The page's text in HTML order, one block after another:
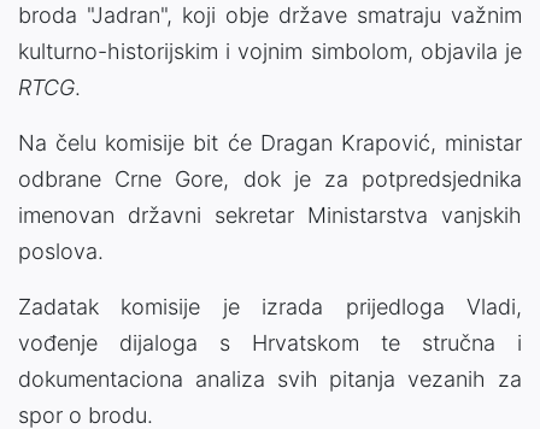
broda "Jadran", koji obje države smatraju važnim
kulturno-historijskim i vojnim simbolom, objavila je
RTCG.
Na čelu komisije bit će Dragan Krapović, ministar
odbrane Crne Gore, dok je za potpredsjednika
imenovan državni sekretar Ministarstva vanjskih
poslova.
Zadatak komisije je izrada prijedloga Vladi,
vođenje dijaloga s Hrvatskom te stručna i
dokumentaciona analiza svih pitanja vezanih za
spor o brodu.